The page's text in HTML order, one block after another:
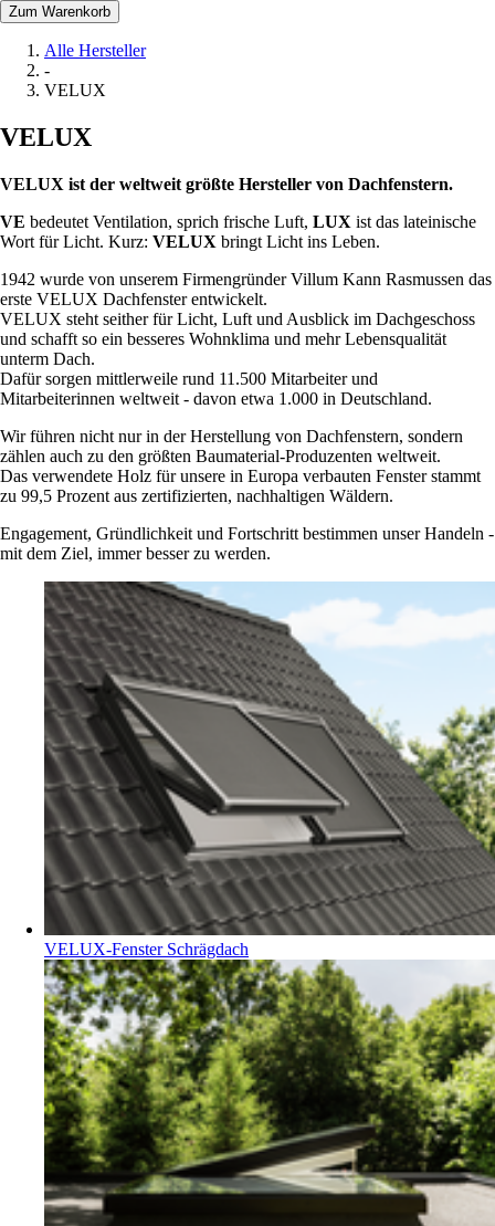
Zum Warenkorb
Alle Hersteller
-
VELUX
VELUX
VELUX ist der weltweit größte Hersteller von Dachfenstern.
VE bedeutet Ventilation, sprich frische Luft, LUX ist das lateinische
Wort für Licht. Kurz: VELUX bringt Licht ins Leben.
1942 wurde von unserem Firmengründer Villum Kann Rasmussen das
erste VELUX Dachfenster entwickelt.
VELUX steht seither für Licht, Luft und Ausblick im Dachgeschoss
und schafft so ein besseres Wohnklima und mehr Lebensqualität
unterm Dach.
Dafür sorgen mittlerweile rund 11.500 Mitarbeiter und
Mitarbeiterinnen weltweit - davon etwa 1.000 in Deutschland.
Wir führen nicht nur in der Herstellung von Dachfenstern, sondern
zählen auch zu den größten Baumaterial-Produzenten weltweit.
Das verwendete Holz für unsere in Europa verbauten Fenster stammt
zu 99,5 Prozent aus zertifizierten, nachhaltigen Wäldern.
Engagement, Gründlichkeit und Fortschritt bestimmen unser Handeln -
mit dem Ziel, immer besser zu werden.
VELUX-Fenster Schrägdach